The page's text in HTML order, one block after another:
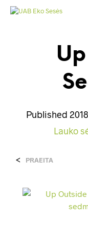
Published
Lauko
< PRAEITA